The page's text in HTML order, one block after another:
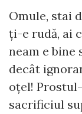
Omule, stai
ți-e rudă, ai
neam e
decât
oțel!
sacrificiul